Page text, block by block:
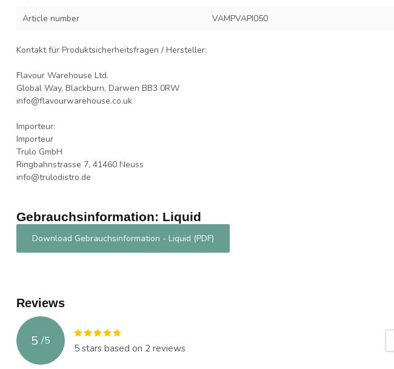
Article number VAMPVAPI050
Kontakt für Produktsicherheitsfragen / Hersteller:
Flavour Warehouse Ltd.
Global Way, Blackburn, Darwen BB3 0RW
info@flavourwarehouse.co.uk
Importeur:
Importeur
Trulo GmbH
Ringbahnstrasse 7, 41460 Neuss
info@trulodistro.de
Gebrauchsinformation: Liquid
Download Gebrauchsinformation - Liquid (PDF)
Reviews
5 /5
5stars based on 2reviews